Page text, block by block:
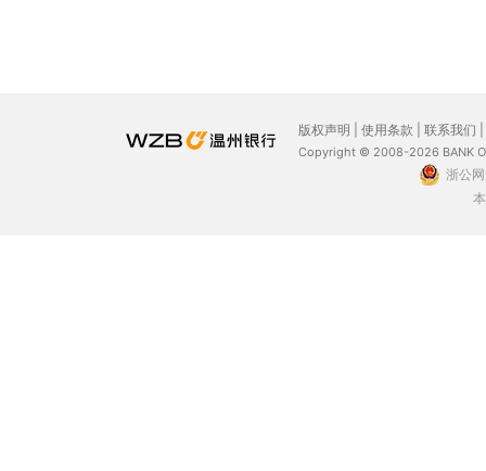
版权声明 使用条款 联系我们
Copyright © 2008-2026 BANK
浙公